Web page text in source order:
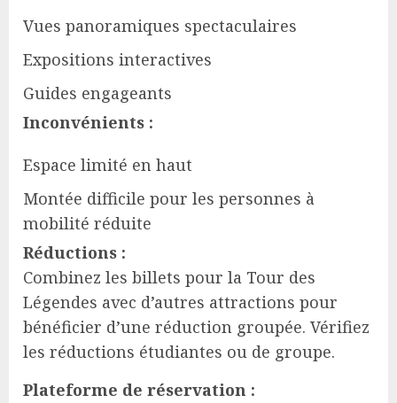
Vues panoramiques spectaculaires
Expositions interactives
Guides engageants
Inconvénients :
Espace limité en haut
Montée difficile pour les personnes à
mobilité réduite
Réductions :
Combinez les billets pour la Tour des
Légendes avec d’autres attractions pour
bénéficier d’une réduction groupée. Vérifiez
les réductions étudiantes ou de groupe.
Plateforme de réservation :